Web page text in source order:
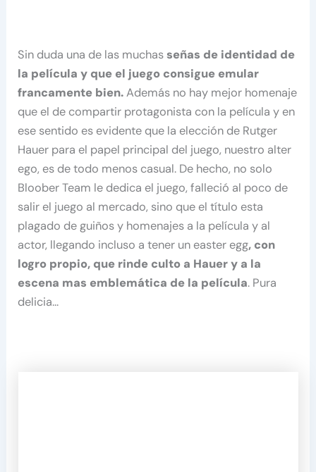
Sin duda una de las muchasseñas de identidad de
la película y que el juego consigue emular
francamente bien.Además no hay mejor homenaje
que el de compartir protagonista con la película y en
ese sentido es evidente que la elección de Rutger
Hauer para el papel principal del juego, nuestro alter
ego, es de todo menos casual. De hecho, no solo
Bloober Team le dedica el juego, falleció al poco de
salir el juego al mercado, sino que el título esta
plagado de guiños y homenajes a la película y al
actor, llegando incluso a tener un easter egg, con
logro propio, que rinde culto a Hauer y a la
escena mas emblemática de la película. Pura
delicia…